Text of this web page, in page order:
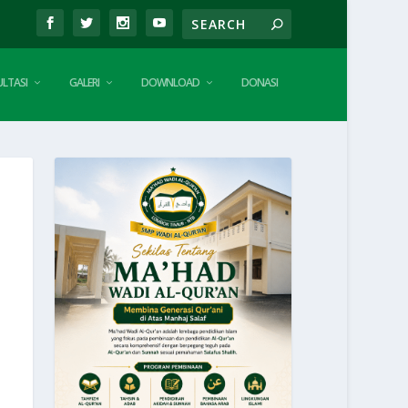
GALERI DOWNLOAD DONASI